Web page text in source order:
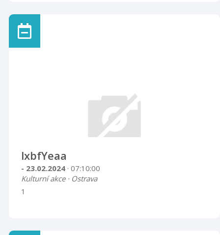
lxbfYeaa
- 23.02.2024 · 07:10:00
Kulturní akce · Ostrava
1